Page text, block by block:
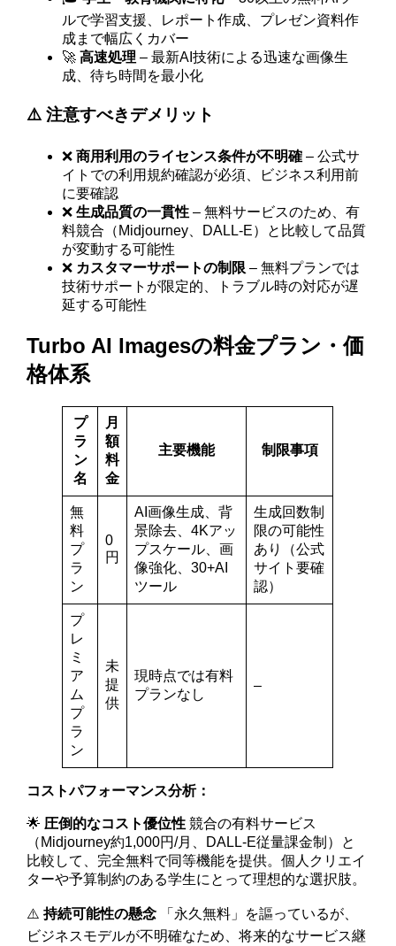
ルで学習支援、レポート作成、プレゼン資料作
成まで幅広くカバー
🚀高速処理 – 最新AI技術による迅速な画像生
成、待ち時間を最小化
⚠️ 注意すべきデメリット
❌商用利用のライセンス条件が不明確 – 公式サ
イトでの利用規約確認が必須、ビジネス利用前
に要確認
❌生成品質の一貫性 – 無料サービスのため、有
料競合（Midjourney、DALL-E）と比較して品質
が変動する可能性
❌ カスタマーサポートの制限 – 無料プランでは
技術サポートが限定的、トラブル時の対応が遅
延する可能性
Turbo AI Imagesの料金プラン・価
格体系
プ
ラ
ン
名
月
額
料
金
主要機能 制限事項
無
料
プ
ラ
ン
0
円
AI画像生成、背
景除去、4Kアッ
プスケール、画
像強化、30+AI
ツール
生成回数制
限の可能性
あり（公式
サイト要確
認）
プ
レ
ミ
ア
ム
プ
ラ
ン
未
提
供
現時点では有料
プランなし
–
コストパフォーマンス分析：
🌟 圧倒的なコスト優位性 競合の有料サービス
（Midjourney約1,000円/月、DALL-E従量課金制）と
比較して、完全無料で同等機能を提供。個人クリエイ
ターや予算制約のある学生にとって理想的な選択肢。
⚠️持続可能性の懸念 「永久無料」を謳っているが、
ビジネスモデルが不明確なため、将来的なサービス継